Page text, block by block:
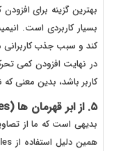
بهترین گزینه برای
بسیار کاربردی است.
کند و سبب جذب کاربرانی
در نهایت افزودن کمی
کاربر باشد، بدین معنی
۵. از ابر قهرمان ها (Doodles) استفاده کنید
بدیهی است که ما از